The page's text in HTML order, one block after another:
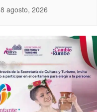
8 agosto, 2026